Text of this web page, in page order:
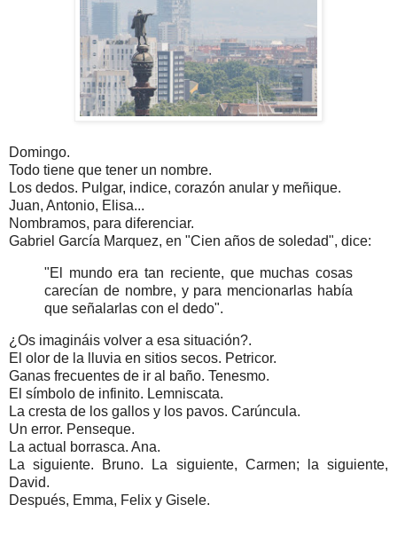
Domingo.
Todo tiene que tener un nombre.
Los dedos. Pulgar, indice, corazón anular y meñique.
Juan, Antonio, Elisa...
Nombramos, para diferenciar.
Gabriel García Marquez, en "Cien años de soledad", dice:
"El mundo era tan reciente, que muchas cosas
carecían de nombre, y para mencionarlas había
que señalarlas con el dedo".
¿Os imagináis volver a esa situación?.
El olor de la lluvia en sitios secos. Petricor.
Ganas frecuentes de ir al baño. Tenesmo.
El símbolo de infinito. Lemniscata.
La cresta de los gallos y los pavos. Carúncula.
Un error. Penseque.
La actual borrasca. Ana.
La siguiente. Bruno. La siguiente, Carmen; la siguiente,
David.
Después, Emma, Felix y Gisele.